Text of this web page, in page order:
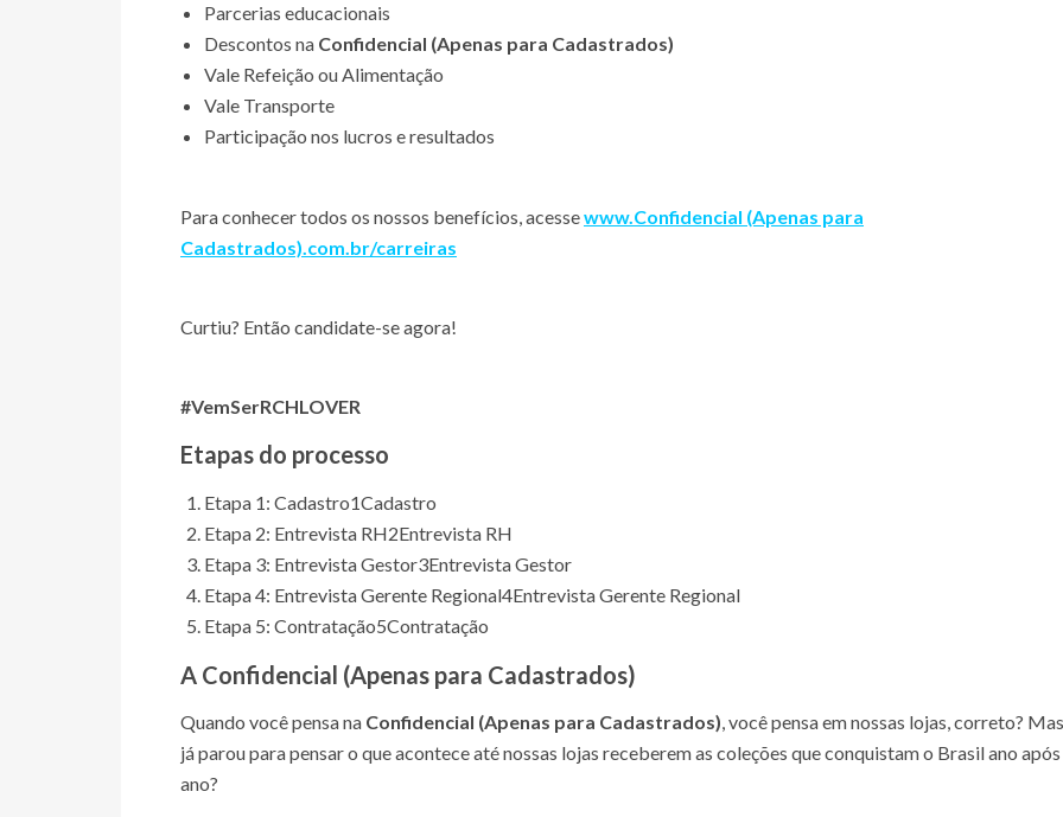
Parcerias educacionais
Descontos na Confidencial (Apenas para Cadastrados)
Vale Refeição ou Alimentação
Vale Transporte
Participação nos lucros e resultados
Para conhecer todos os nossos benefícios, acessewww.Confidencial (Apenas para
Cadastrados).com.br/carreiras
Curtiu? Então candidate-se agora!
#VemSerRCHLOVER
Etapas do processo
Etapa 1: Cadastro1Cadastro
Etapa 2: Entrevista RH2Entrevista RH
Etapa 3: Entrevista Gestor3Entrevista Gestor
Etapa 4: Entrevista Gerente Regional4Entrevista Gerente Regional
Etapa 5: Contratação5Contratação
A Confidencial (Apenas para Cadastrados)
Quando você pensa na Confidencial (Apenas para Cadastrados), você pensa em nossas lojas, correto? Mas
já parou para pensar o que acontece até nossas lojas receberem as coleções que conquistam o Brasil ano após
ano?